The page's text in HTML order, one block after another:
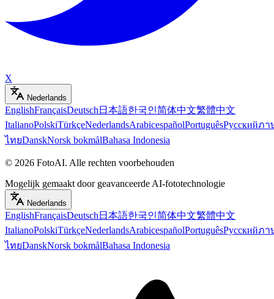
X
Nederlands
EnglishFrançaisDeutsch 日本語한국인简体中文繁體中文
ItalianoPolskiTürkçeNederlandsArabicespañolPortuguêsРусскийภา
ไทยDanskNorsk bokmålBahasa Indonesia
© 2026 FotoAI. Alle rechten voorbehouden
Mogelijk gemaakt door geavanceerde AI-fototechnologie
Nederlands
EnglishFrançaisDeutsch 日本語한국인简体中文繁體中文
ItalianoPolskiTürkçeNederlandsArabicespañolPortuguêsРусскийภา
ไทยDanskNorsk bokmålBahasa Indonesia